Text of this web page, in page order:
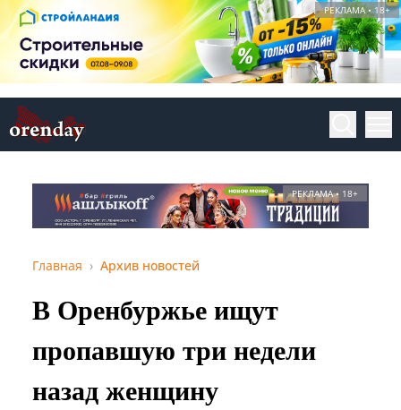
РЕКЛАМА • 18+
РЕКЛАМА • 18+
Главная Архив новостей
В Оренбуржье ищут
пропавшую три недели
назад женщину